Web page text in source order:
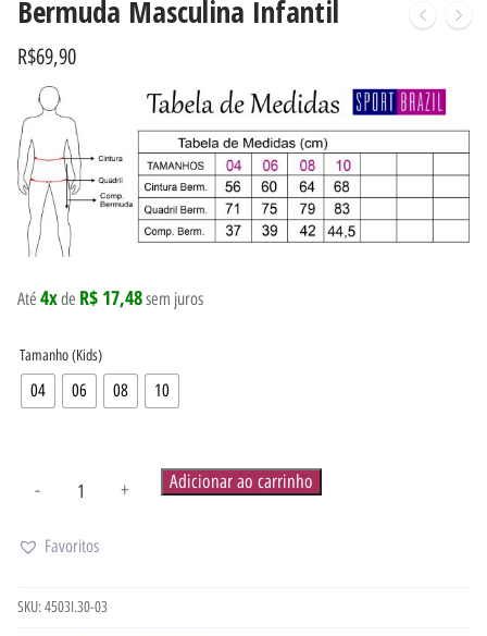
Bermuda Masculina Infantil
R$69,90
Até 4xde R$ 17,48sem juros
Tamanho (Kids)
04 06 08 10
- + Adicionar ao carrinho
Favoritos
SKU:4503I.30-03